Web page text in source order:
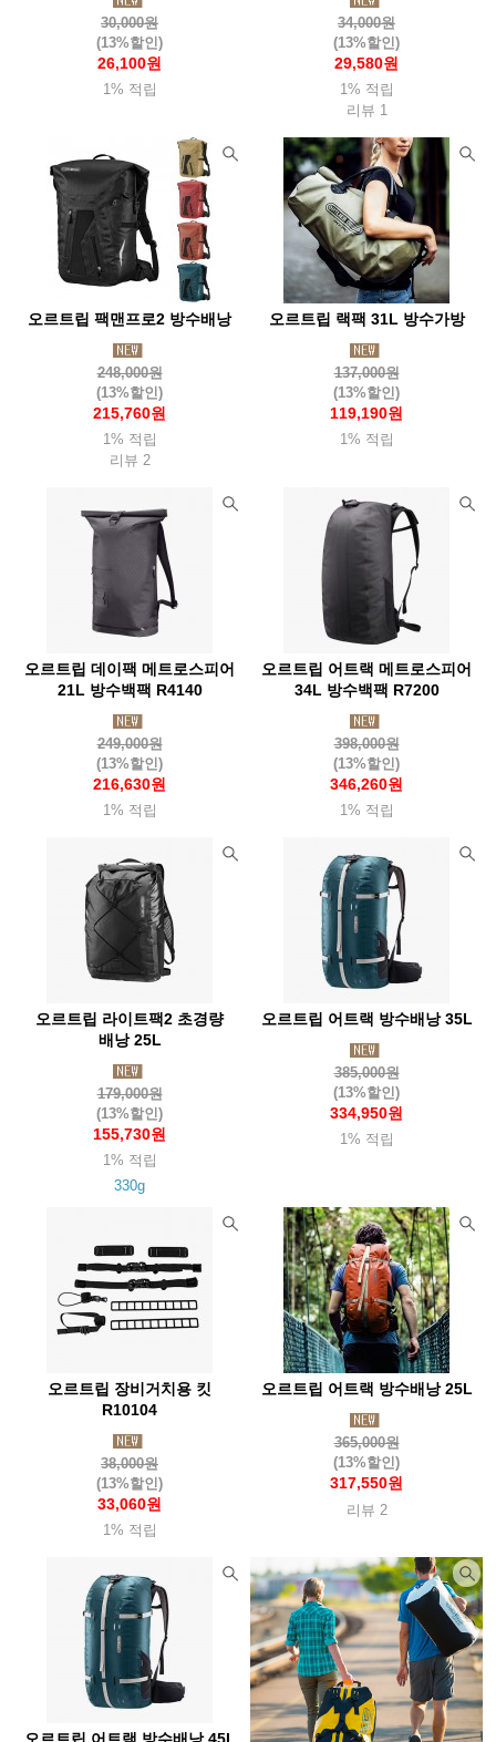
솔트렉(Soletrek) 스노우라인(Snowline)
스마트울(Smartwool) 스웨호그(Sweathawg)
스위자(Swiza) 스토코
스트링라이트(Stringlight) 실리(Sili) 실스킨즈(Sealskinz)
샤워패스(Showerspass) 세이즈(Seise) 써모스(Thermos)
써머레스트(Thermarest) 써밋포커스(SummitFocus)
썬컴퍼니 씨알케이티(Crkt) 씨투써밋(Seatosummit)
씨플로 슈퍼 쏠콘 아메리스텝 아로요
아르떼레뇨(Artelegno) 아베나키(Abenaki) 아우라(Aura)
아웃도어채널(Odc) 아이트워치(Aightwatch)
아카시아(Acacia) 아틱탈로
야테(Yate) 어썸홀리데이 얼라이트(Alite) 앱스(Apes)
에너자이저(Energizer) 에버뉴(Evernew) 에블린
에코소울라이프(Ecosoul) 에버하드괴벨(Eberhard)
엠에스알(Msr)
엠엔더블유 (MNW) 오디고캠프 오들로 오리지널 스와트
오르트립(Ortlieb) 오버보드(Overboard)
오스프리(Osprey) 오클리(Oakley)
오터박스(Otterbox) 오엠엠(Omm)
울파워(Woolpower) 울리치(Woolrich)
위드기어 윈드익스트림(WX) 유니프레임(Uniflame)
유나이티드커틀러리(Uc) 유나이티드바이블루(Ubb)
유와이레드 유코 (UCO) 이로(Ero) 24bottles
이지플레이보드(Easybord) e프랑티스(Efrantis)
익스트리미티즈(Extremities) 인도솔(Indosole)
위그암(Wigwam) 윈체스터(Winchester)
윙커(Wicker)
점비스(Gumbes)
제로그램(Zerogram) 제이알기어(Jrgear)
제니디자인(Zanydesign) 젠틀맨하드웨어(Zentleman)
젬파이어(Zempire) 조비(Joby) 조지루시 주퍼조지알
지에스아이(Gsioutdoor)
체먹(Chammock)
카라신(Characin) 카부(Kavu)
카이도(Kaido) 카즈미(Kzm) 카포(Capo) 커쇼(Kershaw)
캠프라인(Campline)
코멕스(Komax) 코베아(Kovea)
코쿤(Cocoon) 콘도르(Condor) 콜드스틸(Coldsteel) colapz
쿨라(Coola) 쿨체인지 클레프 클라이밋(Klymit)
클라루스(Klarrus) 클라터뮤젠(Klattermusen)
쿠필카 키녹스 타라고(Taraago)
30,000원
(13%할인)
26,100원
1% 적립
34,000원
(13%할인)
29,580원
1% 적립
리뷰 1
오르트립 팩맨프로2 방수배낭
248,000원
(13%할인)
215,760원
1% 적립
리뷰 2
오르트립 랙팩 31L 방수가방
137,000원
(13%할인)
119,190원
1% 적립
오르트립 데이팩 메트로스피어
21L 방수백팩 R4140
249,000원
(13%할인)
216,630원
1% 적립
오르트립 어트랙 메트로스피어
34L 방수백팩 R7200
398,000원
(13%할인)
346,260원
1% 적립
오르트립 라이트팩2 초경량
배낭 25L
179,000원
(13%할인)
155,730원
1% 적립
330g
오르트립 어트랙 방수배낭 35L
385,000원
(13%할인)
334,950원
1% 적립
오르트립 장비거치용 킷
R10104
38,000원
(13%할인)
33,060원
1% 적립
오르트립 어트랙 방수배낭 25L
365,000원
(13%할인)
317,550원
리뷰 2